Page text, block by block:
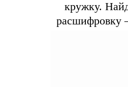
кружку.
расшифровку